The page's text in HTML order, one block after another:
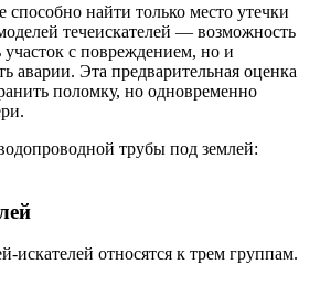
способно найти только место утечки
течеискателей — возможность
участок с повреждением, но и
аварии. Эта предварительная оценка
поломку, но одновременно
искателей относятся к трем группам.